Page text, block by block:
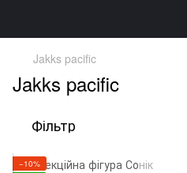
Jakks pacific
Jakks pacific
Фільтр
−10%